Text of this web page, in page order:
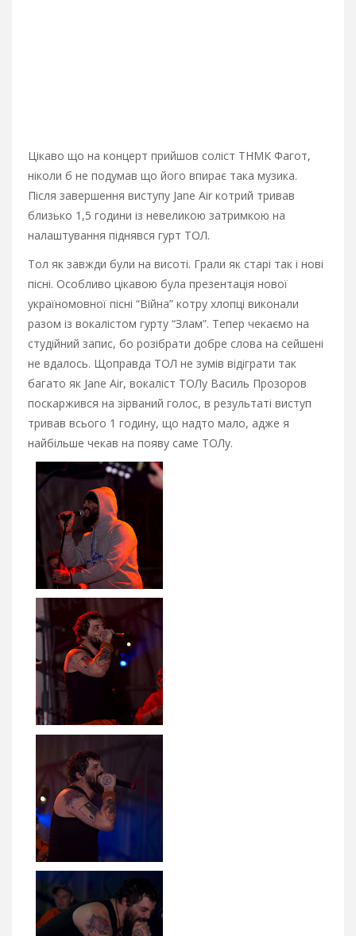
Цікаво що на концерт прийшов соліст ТНМК Фагот,
ніколи б не подумав що його впирає така музика.
Після завершення виступу Jane Air котрий тривав
близько 1,5 години із невеликою затримкою на
налаштування піднявся гурт ТОЛ.
Тол як завжди були на висоті. Грали як старі так і нові
пісні. Особливо цікавою була презентація нової
україномовної пісні “Війна” котру хлопці виконали
разом із вокалістом гурту “Злам”. Тепер чекаємо на
студійний запис, бо розібрати добре слова на сейшені
не вдалось. Щоправда ТОЛ не зумів відіграти так
багато як Jane Air, вокаліст ТОЛу Василь Прозоров
поскаржився на зірваний голос, в результаті виступ
тривав всього 1 годину, що надто мало, адже я
найбільше чекав на появу саме ТОЛу.